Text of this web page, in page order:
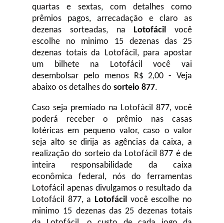
quartas e sextas, com detalhes como
prêmios pagos, arrecadação e claro as
dezenas sorteadas, na Lotofácil você
escolhe no minimo 15 dezenas das 25
dezenas totais da Lotofácil, para apostar
um bilhete na Lotofácil você vai
desembolsar pelo menos R$ 2,00 - Veja
abaixo os detalhes do sorteio 877.
Caso seja premiado na Lotofácil 877, você
poderá receber o prêmio nas casas
lotéricas em pequeno valor, caso o valor
seja alto se dirija as agências da caixa, a
realização do sorteio da Lotofácil 877 é de
inteira responsabilidade da caixa
econômica federal, nós do ferramentas
Lotofácil apenas divulgamos o resultado da
Lotofácil 877, a Lotofácil você escolhe no
minimo 15 dezenas das 25 dezenas totais